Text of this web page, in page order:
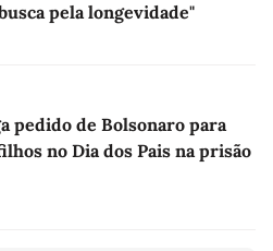
pela longevidade"
pedido de Bolsonaro para
no Dia dos Pais na prisão